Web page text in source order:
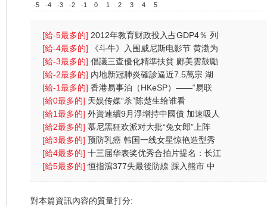
-5 -4 -3 -2 -1 0 1 2 3 4 5
[給-5最多的] 2012年教育财政投入占GDP4％ 列
财政支出首位
[給-4最多的]
《斗牛》入围威尼斯电影节 黄渤为
戏受伤一
[給-3最多的] 倡議三查優化精準扶貧 鄺美雲鼓勵
中港學生
[給-2最多的] 內地新冠肺炎確診逼近7.5萬宗 湖
北逾2000人
[給-1最多的] 香港易事泊（HKeSP）——“易联
（eLink）”项目
[給0最多的] 天娱传媒“杀”陈楚生给谁看
[給1最多的] 外資連續9月淨增持中國債 加速吸人
幣資產
[給2最多的] 慕尼黑狂欢派对大批“兔女郎”上阵
(图)
[給3最多的] 预防乳癌 韩国一线女星惊艳造型秀
(图)
[給4最多的] 十三届华表奖优秀合拍片提名：长江
七号
[給5最多的]恒指瀉377失最後防線 踩入熊市 中
央放水無
對本篇資訊內容的質量打分: